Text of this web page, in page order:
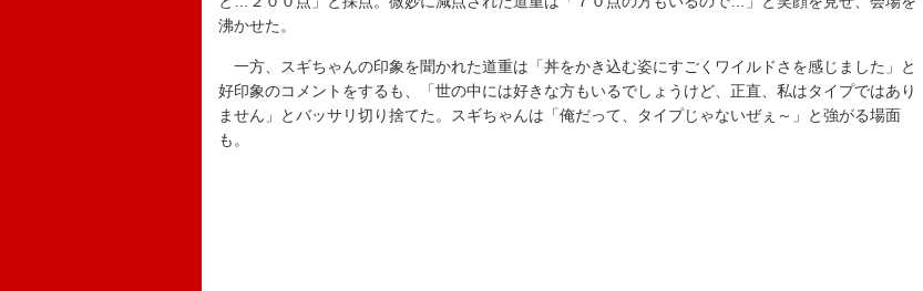
沸かせた。
一方、スギちゃんの印象を聞かれた道重は「丼をかき込む姿にすごくワイルドさを感じました」と
好印象のコメントをするも、「世の中には好きな方もいるでしょうけど、正直、私はタイプではあり
ません」とバッサリ切り捨てた。スギちゃんは「俺だって、タイプじゃないぜぇ～」と強がる場面
も。